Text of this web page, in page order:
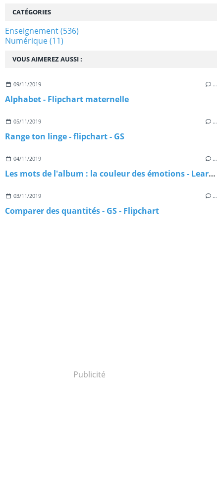
VOUS AIMEREZ AUSSI :
09/11/2019 …
Alphabet - Flipchart maternelle
05/11/2019 …
Range ton linge - flipchart - GS
04/11/2019 …
Les mots de l'album : la couleur des émotions - Learningapps
03/11/2019 …
Comparer des quantités - GS - Flipchart
CATÉGORIES
Enseignement(536)
Numérique(11)
Publicité